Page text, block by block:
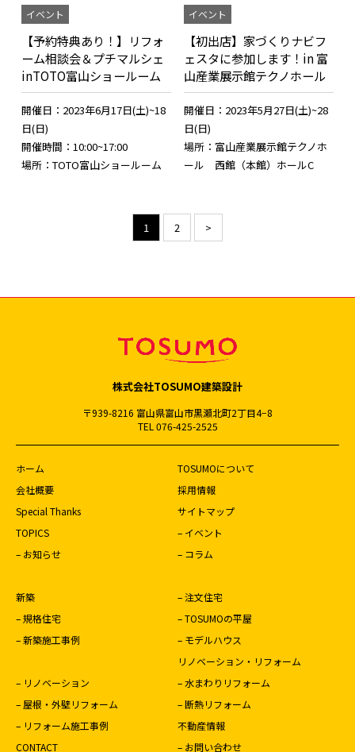
イベント
【予約特典あり！】リフォ
ーム相談会＆プチマルシェ
inTOTO富山ショールーム
開催日：2023年6月17日(土)~18
日(日)
開催時間：10:00~17:00
場所：TOTO富山ショールーム
イベント
【初出店】家づくりナビフ
ェスタに参加します！in 富
山産業展示館テクノホール
開催日：2023年5月27日(土)~28
日(日)
場所：富山産業展示館テクノホ
ール 西館（本館）ホールC
1 2 >
株式会社TOSUMO建築設計
〒939-8216 富山県富山市黒瀬北町2丁目4−8
TEL 076-425-2525
ホーム
TOSUMOについて
会社概要
採用情報
Special Thanks
サイトマップ
TOPICS
– イベント
– お知らせ
– コラム
新築
– 注文住宅
– 規格住宅
– TOSUMOの平屋
– 新築施工事例
– モデルハウス
リノベーション・リフォーム
– リノベーション
– 水まわりリフォーム
– 屋根・外壁リフォーム
– 断熱リフォーム
– リフォーム施工事例
不動産情報
CONTACT
– お問い合わせ